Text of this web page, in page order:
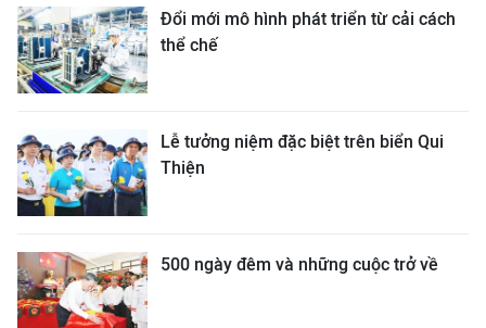
Đổi mới mô hình phát triển từ cải cách
thể chế
Lễ tưởng niệm đặc biệt trên biển Qui
Thiện
500 ngày đêm và những cuộc trở về